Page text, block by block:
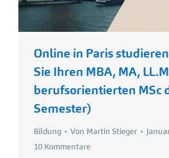
Online in Paris
Sie Ihren MBA, MA,
berufsorientierten MSc
Semester)
Bildung Von Martin Stieger
10 Kommentare